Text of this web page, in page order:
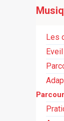
Les